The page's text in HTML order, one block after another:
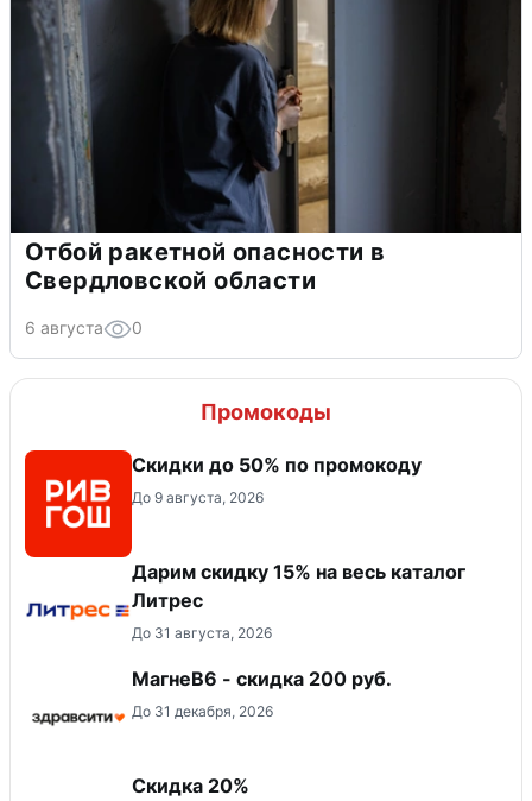
Отбой ракетной опасности в
Свердловской области
6 августа 0
Промокоды
Скидки до 50% по промокоду
До 9 августа, 2026
Дарим скидку 15% на весь каталог
Литрес
До 31 августа, 2026
МагнеB6 - скидка 200 руб.
До 31 декабря, 2026
Скидка 20%